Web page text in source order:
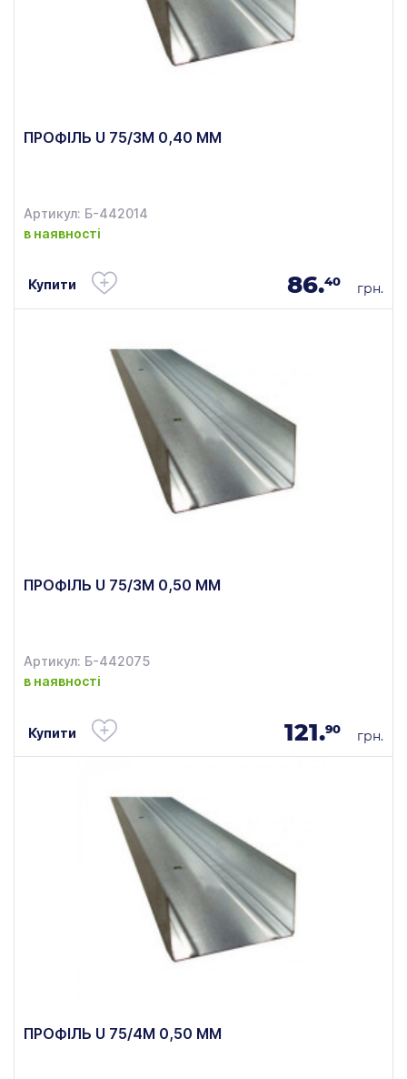
ПРОФІЛЬ U 75/3М 0,40 ММ
Артикул: Б-442014
в наявності
Купити 86.40 грн.
ПРОФІЛЬ U 75/3М 0,50 ММ
Артикул: Б-442075
в наявності
Купити 121.90 грн.
ПРОФІЛЬ U 75/4М 0,50 ММ